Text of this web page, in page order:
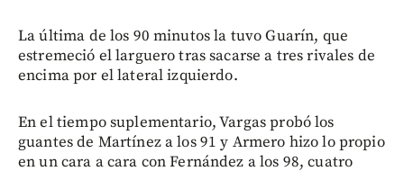
La última de los 90 minutos la tuvo Guarín, que
estremeció el larguero tras sacarse a tres rivales de
encima por el lateral izquierdo.
En el tiempo suplementario, Vargas probó los
guantes de Martínez a los 91 y Armero hizo lo propio
en un cara a cara con Fernández a los 98, cuatro